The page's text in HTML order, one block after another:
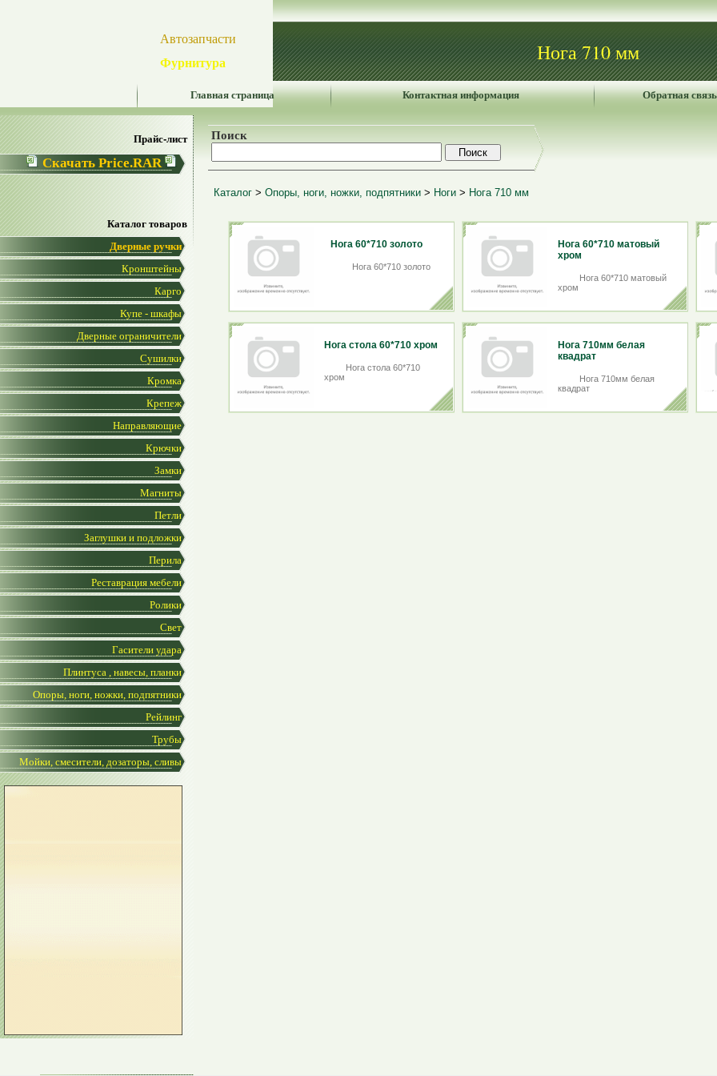
Автозапчасти
Фурнитура
Нога 710 мм
Главная страница Контактная информация Обратная связь
Прайс-лист
Скачать Price.RAR
Каталог товаров
Дверные ручки
Кронштейны
Карго
Купе - шкафы
Дверные ограничители
Сушилки
Кромка
Крепеж
Направляющие
Крючки
Замки
Магниты
Петли
Заглушки и подложки
Перила
Реставрация мебели
Ролики
Свет
Гасители удара
Плинтуса , навесы, планки
Опоры, ноги, ножки, подпятники
Рейлинг
Трубы
Мойки, смесители, дозаторы, сливы
Поиск
Каталог > Опоры, ноги, ножки, подпятники > Ноги > Нога 710 мм
Нога 60*710 золото
Нога 60*710 золото
Нога 60*710 матовый
хром
Нога 60*710 матовый
хром
Нога стола 60*710 хром
Нога стола 60*710
хром
Нога 710мм белая
квадрат
Нога 710мм белая
квадрат